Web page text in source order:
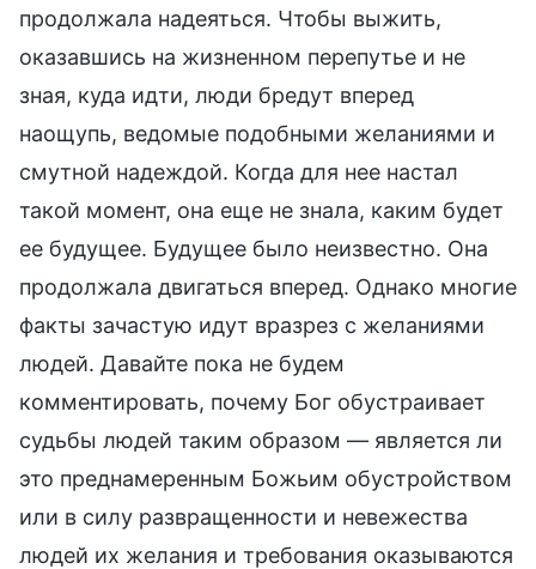
продолжала надеяться. Чтобы выжить,
оказавшись на жизненном перепутье и не
зная, куда идти, люди бредут вперед
наощупь, ведомые подобными желаниями и
смутной надеждой. Когда для нее настал
такой момент, она еще не знала, каким будет
ее будущее. Будущее было неизвестно. Она
продолжала двигаться вперед. Однако многие
факты зачастую идут вразрез с желаниями
людей. Давайте пока не будем
комментировать, почему Бог обустраивает
судьбы людей таким образом — является ли
это преднамеренным Божьим обустройством
или в силу развращенности и невежества
людей их желания и требования оказываются